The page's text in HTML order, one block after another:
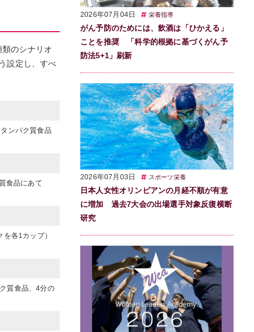
のシナリオ
設定し、すべ
ンパク質食品
食品にあて
各1カップ）
質食品、4分の
2026年07月04日 栄養指導
がん予防のためには、飲酒は「ひかえる」
ことを推奨 「科学的根拠に基づくがん予
防法5+1」刷新
2026年07月03日 スポーツ栄養
日本人女性オリンピアンの月経不順が有意
に増加 過去7大会の出場選手対象反復横断
研究